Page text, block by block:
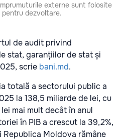
externe sunt folosite
dezvoltare.
de audit privind
stat, garanțiilor de stat și
scrie bani.md.
totală a sectorului public a
la 138,5 miliarde de lei, cu
mai mult decât în anul
în PIB a crescut la 39,2%,
Moldova rămâne